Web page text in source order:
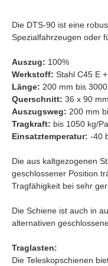
Die DTS-90 ist eine
Spezialfahrzeugen oder
Auszug: 100%
Werkstoff: Stahl C45 E
Länge: 200 mm bis
Querschnitt: 36 x 90 mm
Auszugsweg: 200 mm
Tragkraft: bis 1050 kg/
Einsatztemperatur: -40
Die aus kaltgezogenen
geschlossener Position
Tragfähigkeit bei sehr
Die Schiene ist auch in
alternativen
Traglasten:
Die Teleskopschienen